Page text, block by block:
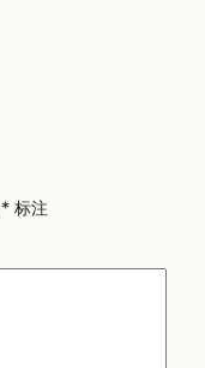
* 标注